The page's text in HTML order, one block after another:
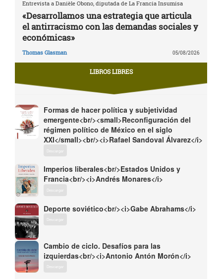
Entrevista a Danièle Obono, diputada de La Francia Insumisa
«Desarrollamos una estrategia que articula
el antirracismo con las demandas sociales y
económicas»
Thomas Glasman 05/08/2026
LIBROS LIBRES
Formas de hacer política y subjetividad
emergente<br/><small>Reconfiguración del
régimen político de México en el siglo
XXI</small><br/><i>Rafael Sandoval Álvarez</i>
Descargar
Imperios liberales<br/>Estados Unidos y
Francia<br/><i>Andrés Monares</i>
Descargar
Deporte soviético<br/><i>Gabe Abrahams</i>
Descargar
Cambio de ciclo. Desafíos para las
izquierdas<br/><i>Antonio Antón Morón</i>
Descargar